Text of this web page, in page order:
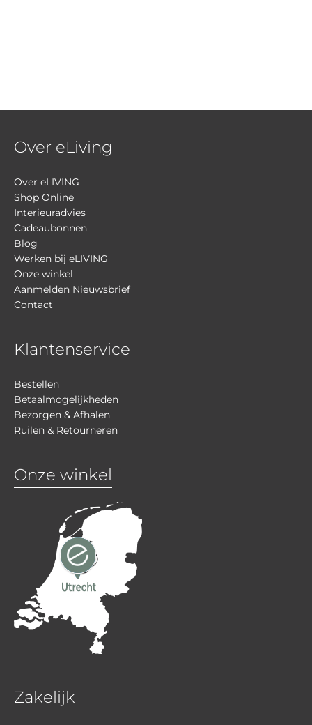
Over eLiving
Over eLIVING
Shop Online
Interieuradvies
Cadeaubonnen
Blog
Werken bij eLIVING
Onze winkel
Aanmelden Nieuwsbrief
Contact
Klantenservice
Bestellen
Betaalmogelijkheden
Bezorgen & Afhalen
Ruilen & Retourneren
Onze winkel
Zakelijk